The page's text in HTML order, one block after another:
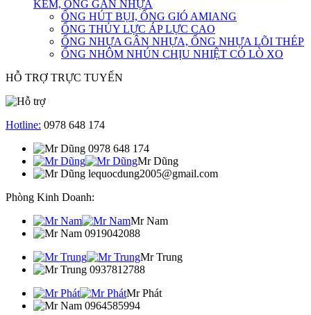
KẼM, ỐNG GÂN NHỰA
ỐNG HÚT BỤI, ỐNG GIÓ AMIANG
ỐNG THỦY LỰC ÁP LỰC CAO
ỐNG NHỰA GÂN NHỰA, ỐNG NHỰA LÕI THÉP
ỐNG NHÔM NHÚN CHỊU NHIỆT CÓ LÒ XO
HỖ TRỢ TRỰC TUYẾN
Hotline: 0978 648 174
0978 648 174
Mr Dũng
lequocdung2005@gmail.com
Phòng Kinh Doanh:
Mr Nam
0919042088
Mr Trung
0937812788
Mr Phát
0964585994